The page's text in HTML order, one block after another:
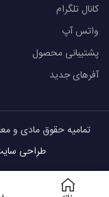
کانال تلگرام
واتس آپ
پشتیبانی محصول
آفرهای جدید
تمامیه حقوق مادی و
طراحی